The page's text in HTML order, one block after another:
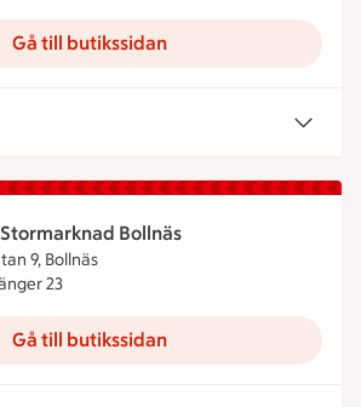
Gå till butikssidan
Bollnäs
9, Bollnäs
Bollnäs är öppen nu,
23
Gå till butikssidan